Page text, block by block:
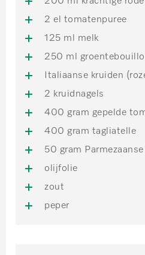
2 el tomatenpuree
125 ml melk
250 ml
Italiaanse kruiden
2 kruidnagels
400 gram gepelde
400 gram tagliatelle
50 gram
olijfolie
zout
peper